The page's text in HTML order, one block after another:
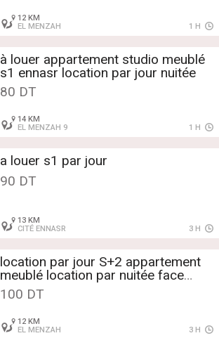
12 KM
EL MENZAH
1 H
à louer appartement studio meublé
s1 ennasr location par jour nuitée
80 DT
14 KM
EL MENZAH 9
1 H
a louer s1 par jour
90 DT
13 KM
CITÉ ENNASR
3 H
location par jour S+2 appartement
meublé location par nuitée face
monoprix S+1 ennasr
s1 s2 S+1
100 DT
12 KM
EL MENZAH
3 H